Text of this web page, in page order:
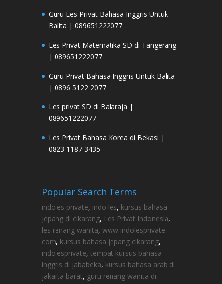
Guru Les Privat Bahasa Inggris Untuk
Balita | 089651222077
Les Privat Matematika SD di Tangerang
| 089651222077
Guru Privat Bahasa Inggris Untuk Balita
| 0896 5122 2077
Les privat SD di Balaraja |
089651222077
Les Privat Bahasa Korea di Bekasi |
0823 1187 3435
Popular Search Terms
indoles private, indo les, kursus bahasa
jepang di cikarang, Les Privat Indonesia,
les renang wanita, www indolesprivate
com, kursus bahasa jepang cikarang,
indolesprivate, tempat kursus bahasa
inggris di jababeka, kursus bahasa arab di
jakarta barat, guru renang wanita di